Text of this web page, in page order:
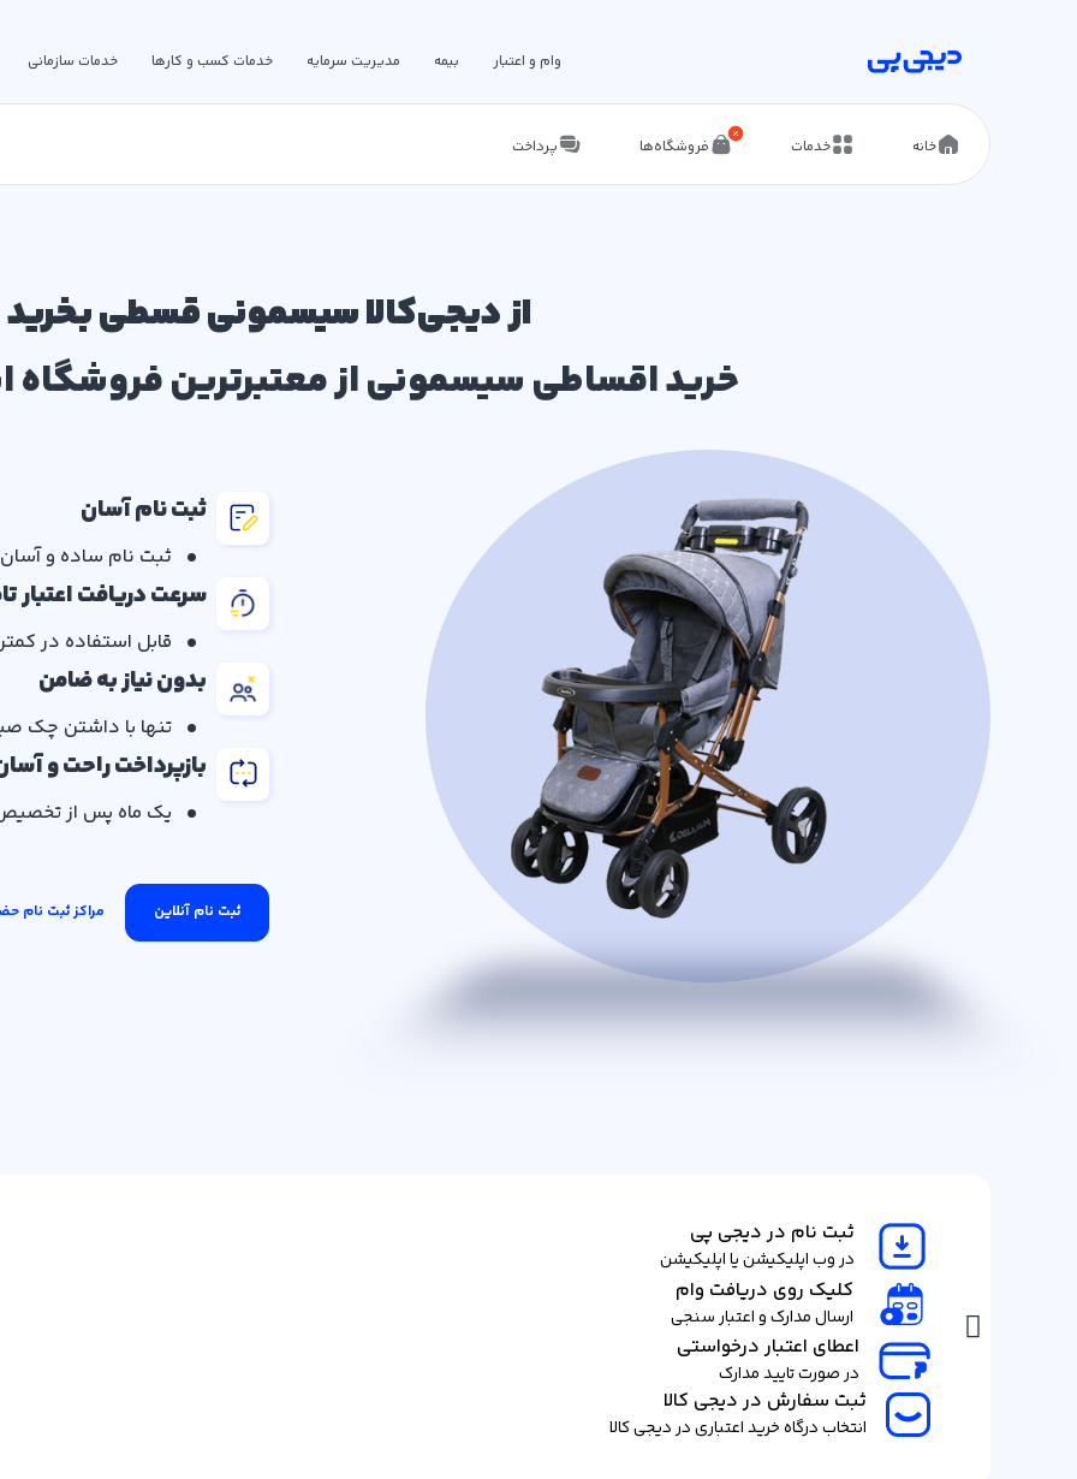
وام و اعتبار بیمه مدیریت سرمایه خدمات کسب و کارها خدمات سازمانی
خانه خدمات فروشگاه‌ها پرداخت
از دیجی‌کالا سیسمونی قسطی بخرید
خرید اقساطی سیسمونی از معتبرترین فروشگاه
ثبت نام آسان
ثبت نام ساده و
سرعت دریافت اعتبار
قابل استفاده در
بدون نیاز به ضامن
تنها با داشتن چک
بازپرداخت راحت و
یک ماه پس از تخصیص
ثبت نام آنلاین مراکز ثبت نام
ثبت نام در دیجی پی
در وب اپلیکیشن یا اپلیکیشن
کلیک روی دریافت وام
ارسال مدارک و اعتبار سنجی
اعطای اعتبار درخواستی
در صورت تایید مدارک
ثبت سفارش در دیجی کالا
انتخاب درگاه خرید اعتباری در دیجی کالا